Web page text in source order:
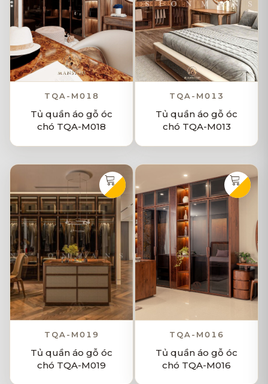
TQA-M018
Tủ quần áo gỗ óc
chó TQA-M018
TQA-M013
Tủ quần áo gỗ óc
chó TQA-M013
TQA-M019
Tủ quần áo gỗ óc
chó TQA-M019
TQA-M016
Tủ quần áo gỗ óc
chó TQA-M016